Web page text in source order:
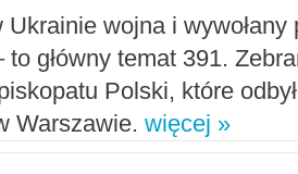
Ukrainie wojna i
to główny temat 391.
Polski, które
Warszawie. więcej »